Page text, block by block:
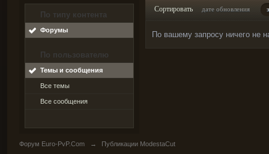
По типу контента
Форумы
По пользователю
Темы и сообщения
Все темы
Все сообщения
Сортировать дате обновления
По вашему запросу ничего не
Форум Euro-PvP.Com → Публикации ModestaCut